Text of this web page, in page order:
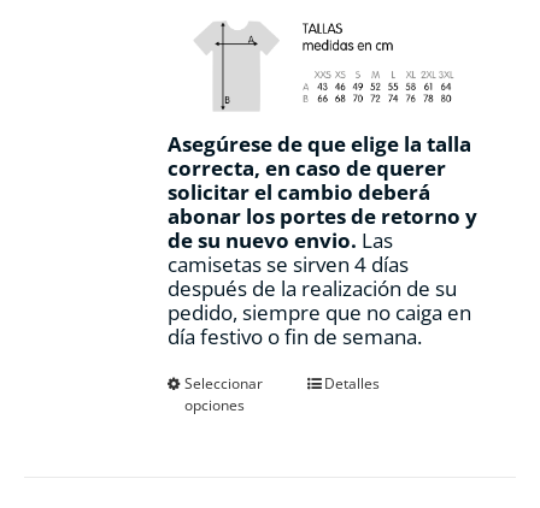
Asegúrese de que elige la talla
correcta, en caso de querer
solicitar el cambio deberá
abonar los portes de retorno y
de su nuevo envio. Las
camisetas se sirven 4 días
después de la realización de su
pedido, siempre que no caiga en
día festivo o fin de semana.
Seleccionar
opciones
EsteDetalles